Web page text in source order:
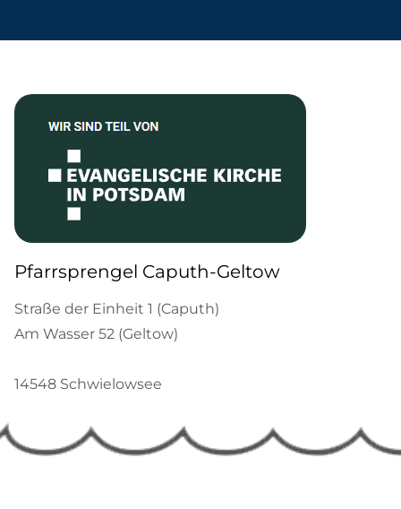
Pfarrsprengel Caputh-Geltow
Straße der Einheit 1 (Caputh)
Am Wasser 52 (Geltow)
14548 Schwielowsee